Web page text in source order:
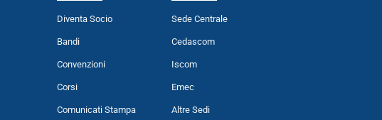
Diventa Socio
Bandi
Convenzioni
Corsi
Comunicati Stampa
Sede Centrale
Cedascom
Iscom
Emec
Altre Sedi